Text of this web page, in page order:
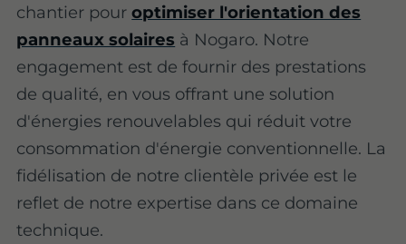
chantier pouroptimiser l'orientation des
panneaux solaires à Nogaro. Notre
engagement est de fournir des prestations
de qualité, en vous offrant une solution
d'énergies renouvelables qui réduit votre
consommation d'énergie conventionnelle. La
fidélisation de notre clientèle privée est le
reflet de notre expertise dans ce domaine
technique.